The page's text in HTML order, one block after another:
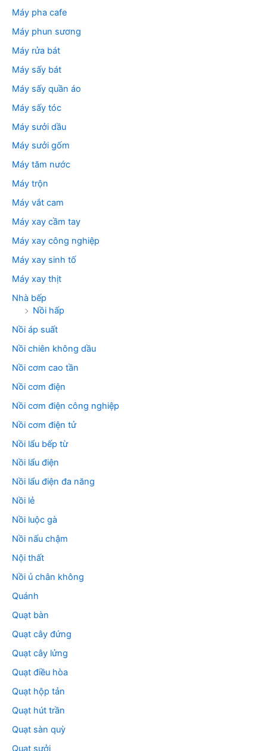
Máy pha cafe
Máy phun sương
Máy rửa bát
Máy sấy bát
Máy sấy quần áo
Máy sấy tóc
Máy sưởi dầu
Máy sưởi gốm
Máy tăm nước
Máy trộn
Máy vắt cam
Máy xay cầm tay
Máy xay công nghiệp
Máy xay sinh tố
Máy xay thịt
Nhà bếp
Nồi hấp
Nồi áp suất
Nồi chiên không dầu
Nồi cơm cao tần
Nồi cơm điện
Nồi cơm điện công nghiệp
Nồi cơm điện tử
Nồi lẩu bếp từ
Nồi lẩu điện
Nồi lẩu điện đa năng
Nồi lẻ
Nồi luộc gà
Nồi nấu chậm
Nội thất
Nồi ủ chân không
Quánh
Quạt bàn
Quạt cây đứng
Quạt cây lửng
Quạt điều hòa
Quạt hộp tản
Quạt hút trần
Quạt sàn quỳ
Quạt sưởi